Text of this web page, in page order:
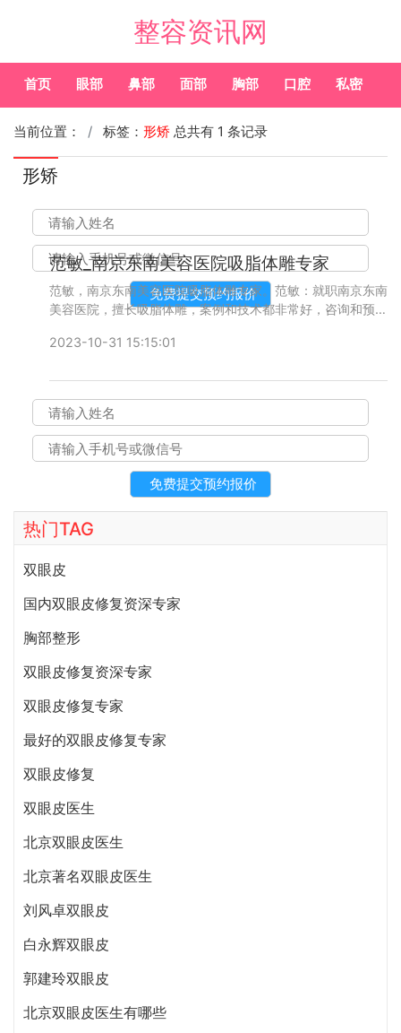
整容资讯网
首页 眼部 鼻部 面部 胸部 口腔 私密
当前位置： 标签： 形矫 总共有 1 条记录
形矫
范敏_南京东南美容医院吸脂体雕专家
范敏，南京东南美容医院吸脂体雕专家。范敏：就职南京东南
美容医院，擅长吸脂体雕，案例和技术都非常好，咨询和预约
400-616-6769，详细沟通。
2023-10-31 15:15:01
热门TAG
双眼皮
国内双眼皮修复资深专家
胸部整形
双眼皮修复资深专家
双眼皮修复专家
最好的双眼皮修复专家
双眼皮修复
双眼皮医生
北京双眼皮医生
北京著名双眼皮医生
刘风卓双眼皮
白永辉双眼皮
郭建玲双眼皮
北京双眼皮医生有哪些